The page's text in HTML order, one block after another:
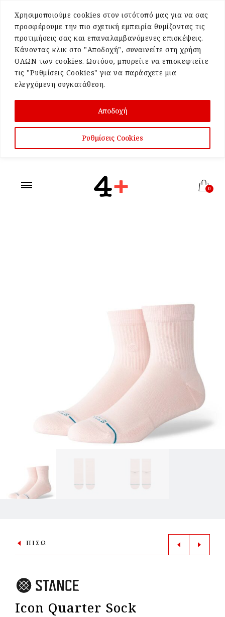
Χρησιμοποιούμε cookies στον ιστότοπό μας για να σας
προσφέρουμε την πιο σχετική εμπειρία θυμίζοντας τις
προτιμήσεις σας και επαναλαμβανόμενες επισκέψεις.
Κάνοντας κλικ στο "Αποδοχή", συναινείτε στη χρήση
ΟΛΩΝ των cookies. Ωστόσο, μπορείτε να επισκεφτείτε
τις "Ρυθμίσεις Cookies" για να παράσχετε μια
ελεγχόμενη συγκατάθεση.
Ρυθμίσεις Cookies
Αποδοχή
0
ΠΙΣΩ
Icon Quarter Sock